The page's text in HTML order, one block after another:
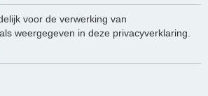
voor de verwerking van
weergegeven in deze privacyverklaring.